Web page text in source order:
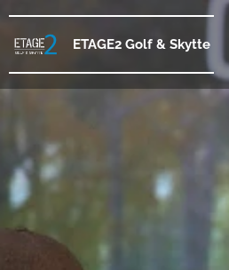
ETAGE2 Golf & Skytte